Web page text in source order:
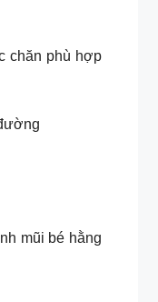
chăn phù hợp
mũi bé hằng